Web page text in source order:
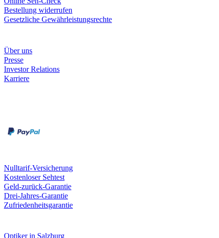
Bestellung widerrufen
Gesetzliche Gewährleistungsrechte
Über uns
Presse
Investor Relations
Karriere
Nulltarif-Versicherung
Kostenloser Sehtest
Geld-zurück-Garantie
Drei-Jahres-Garantie
Zufriedenheitsgarantie
Optiker in Salzburg